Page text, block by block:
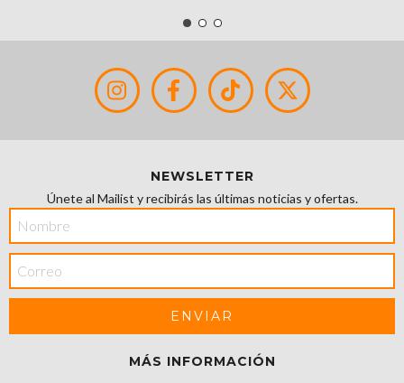
NEWSLETTER
Únete al Mailist y recibirás las últimas noticias y ofertas.
MÁS INFORMACIÓN